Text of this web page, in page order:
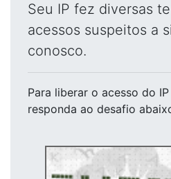
Seu IP fez diversas
acessos suspeitos a
conosco.
Para liberar o acesso do IP
responda ao desafio